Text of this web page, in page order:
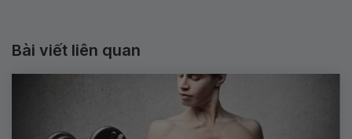
Bài viết liên quan